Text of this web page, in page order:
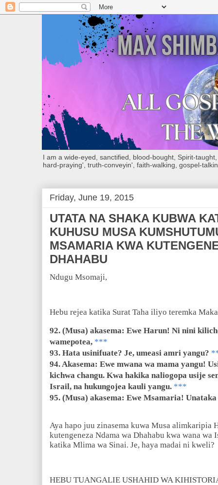
I am a wide-eyed, sanctified, blood-bought, Spirit-
hard-praying', truth-conveyin', faith-walking, gospel-
Friday, June 19, 2015
UTATA NA SHAKA KUBWA
KUHUSU MUSA
MSAMARIA KWA
DHAHABU
Ndugu Msomaji,
Hebu rejea katika Surat Taha iliyo teremka
92. (Musa) akasema: Ewe Harun! Ni nini
wamepotea, ***
93. Hata usinifuate? Je, umeasi amri yangu?
94. Akasema: Ewe mwana wa mama yangu!
kichwa changu. Kwa hakika naliogopa usije
Israil, na hukungojea kauli yangu. ***
95. (Musa) akasema: Ewe Msamaria!
Aya hapo juu zinasema kuwa Musa alimkaripia
kutengeneza Ndama wa Dhahabu kwa wana
katika Mlima wa Sinai. Je, haya madai ni kweli?
HEBU TUANGALIE USHAHID WA